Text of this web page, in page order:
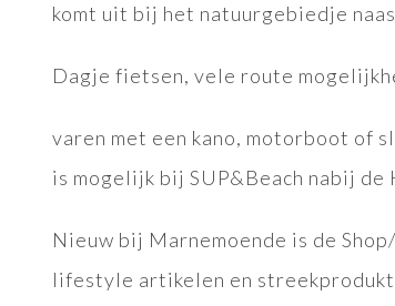
komt uit bij het natuurgebiedje
Dagje fietsen, vele route
varen met een kano, motorboot of
is mogelijk bij SUP&Beach nabij de
Nieuw bij Marnemoende is de
lifestyle artikelen en